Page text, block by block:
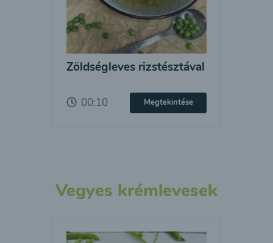
Zöldségleves rizstésztával
00:10 Megtekintése
Vegyes krémlevesek